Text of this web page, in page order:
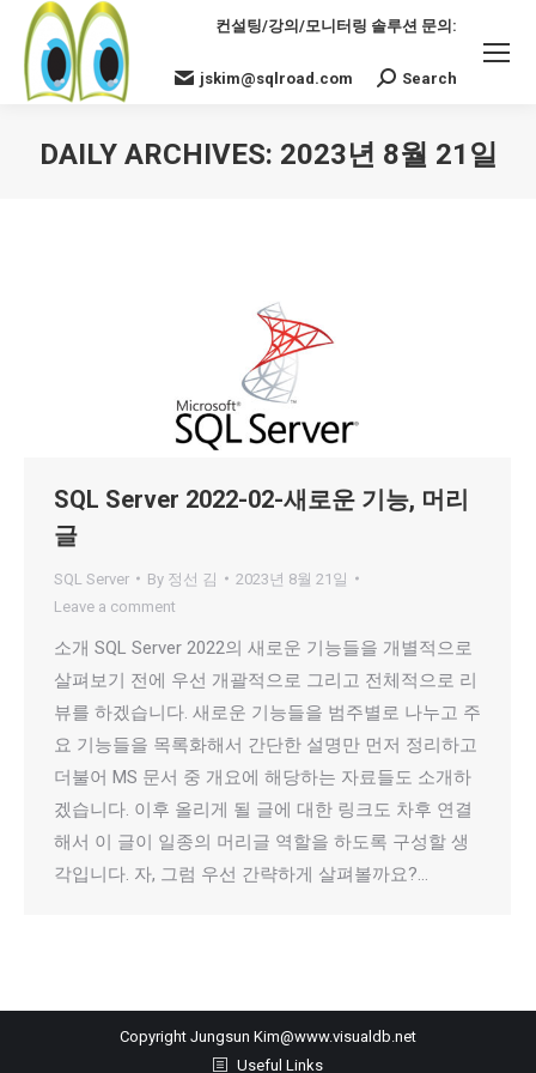
컨설팅/강의/모니터링 솔루션 문의:
jskim@sqlroad.com Search:
Search
DAILY ARCHIVES: 2023년 8월 21일
SQL Server 2022-02-새로운 기능, 머리
글
SQL Server By 정선 김
2023년 8월 21일
Leave a comment
소개 SQL Server 2022의 새로운 기능들을 개별적으로
살펴보기 전에 우선 개괄적으로 그리고 전체적으로 리
뷰를 하겠습니다. 새로운 기능들을 범주별로 나누고 주
요 기능들을 목록화해서 간단한 설명만 먼저 정리하고
더불어 MS 문서 중 개요에 해당하는 자료들도 소개하
겠습니다. 이후 올리게 될 글에 대한 링크도 차후 연결
해서 이 글이 일종의 머리글 역할을 하도록 구성할 생
각입니다. 자, 그럼 우선 간략하게 살펴볼까요?…
Copyright Jungsun Kim@www.visualdb.net
Useful Links